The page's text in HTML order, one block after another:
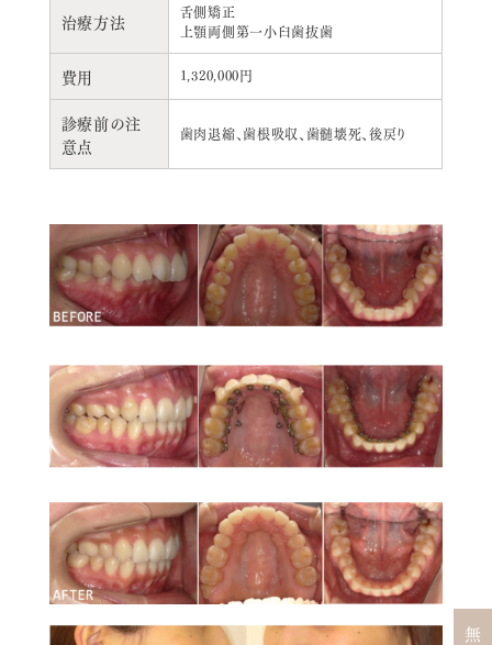
治療方法
舌側矯正
上顎両側第一小臼歯抜歯
費用 1,320,000円
診療前の注
意点
歯肉退縮、歯根吸収、歯髄壊死、後戻り